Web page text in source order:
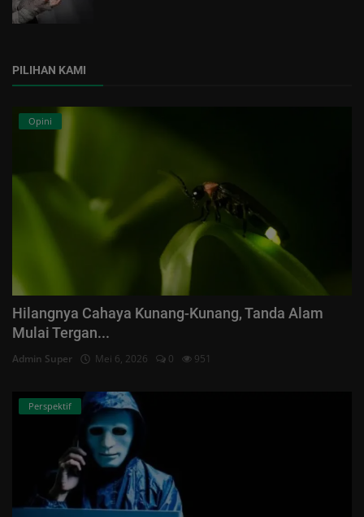
PILIHAN KAMI
Opini
Hilangnya Cahaya Kunang-Kunang, Tanda Alam
Mulai Tergan...
Admin Super Mei 6, 2026 0 951
Perspektif